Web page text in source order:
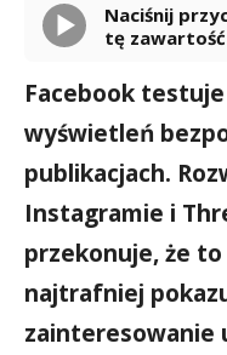
Naciśnij przycisk odtwarzania, aby odsłuchać
tę zawartość
Facebook
wyświetleń
publikacjach.
Instagramie i
przekonuje, że
najtrafniej
zainteresowanie